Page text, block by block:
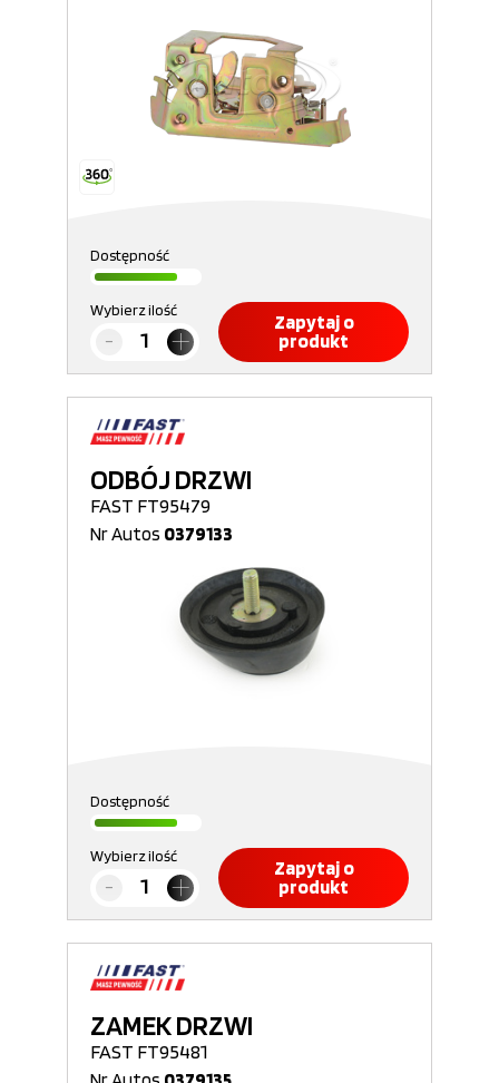
Dostępność
Wybierz ilość
Zapytaj o
produkt
ODBÓJ DRZWI
FAST FT95479
Nr Autos 0379133
Dostępność
Wybierz ilość
Zapytaj o
produkt
ZAMEK DRZWI
FAST FT95481